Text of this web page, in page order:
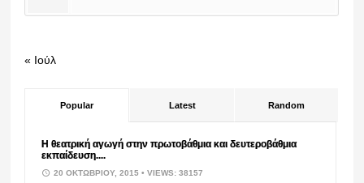
« Ιούλ
Popular Latest Random
Η θεατρική αγωγή στην πρωτοβάθμια και δευτεροβάθμια
εκπαίδευση....
20 ΟΚΤΩΒΡΊΟΥ, 2015• VIEWS: 38157